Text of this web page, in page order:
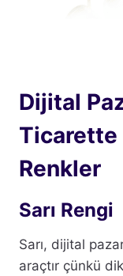
Dijital
Ticarette
Renkler
Sarı Rengi
Sarı, dijital
araçtır çünkü